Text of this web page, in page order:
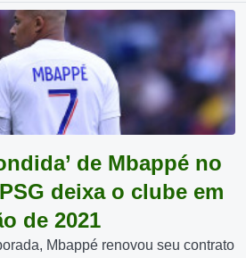
de Mbappé no
deixa o clube em
de 2021
Mbappé renovou seu contrato